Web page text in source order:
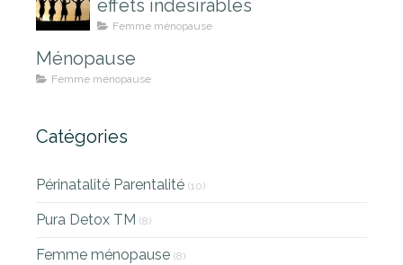
effets indésirables
Femme ménopause
Ménopause
Femme ménopause
Catégories
Périnatalité Parentalité (10)
Pura Detox TM (8)
Femme ménopause (8)